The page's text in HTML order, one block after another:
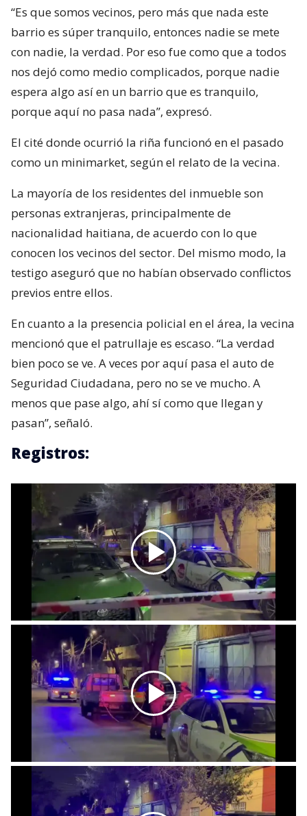
“Es que somos vecinos, pero más que nada este
barrio es súper tranquilo, entonces nadie se mete
con nadie, la verdad. Por eso fue como que a todos
nos dejó como medio complicados, porque nadie
espera algo así en un barrio que es tranquilo,
porque aquí no pasa nada”, expresó.
El cité donde ocurrió la riña funcionó en el pasado
como un minimarket, según el relato de la vecina.
La mayoría de los residentes del inmueble son
personas extranjeras, principalmente de
nacionalidad haitiana, de acuerdo con lo que
conocen los vecinos del sector. Del mismo modo, la
testigo aseguró que no habían observado conflictos
previos entre ellos.
En cuanto a la presencia policial en el área, la vecina
mencionó que el patrullaje es escaso. “La verdad
bien poco se ve. A veces por aquí pasa el auto de
Seguridad Ciudadana, pero no se ve mucho. A
menos que pase algo, ahí sí como que llegan y
pasan”, señaló.
Registros: